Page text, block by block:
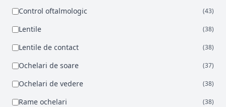
Control oftalmologic (43)
Lentile (38)
Lentile de contact (38)
Ochelari de soare (37)
Ochelari de vedere (38)
Rame ochelari (38)